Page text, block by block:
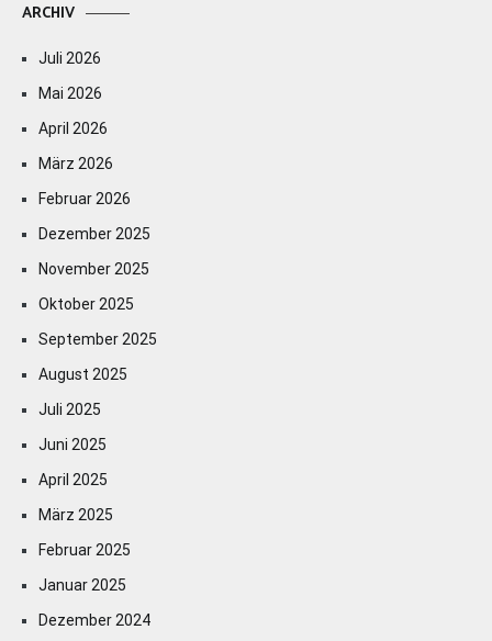
ARCHIV
Juli 2026
Mai 2026
April 2026
März 2026
Februar 2026
Dezember 2025
November 2025
Oktober 2025
September 2025
August 2025
Juli 2025
Juni 2025
April 2025
März 2025
Februar 2025
Januar 2025
Dezember 2024